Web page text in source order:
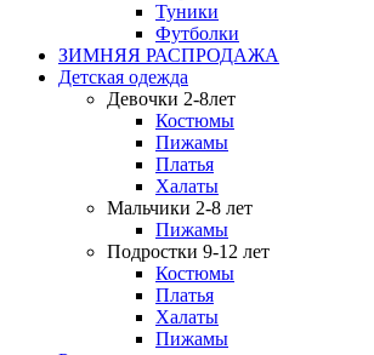
Туники
Футболки
ЗИМНЯЯ РАСПРОДАЖА
Детская одежда
Девочки 2-8лет
Костюмы
Пижамы
Платья
Халаты
Мальчики 2-8 лет
Пижамы
Подростки 9-12 лет
Костюмы
Платья
Халаты
Пижамы